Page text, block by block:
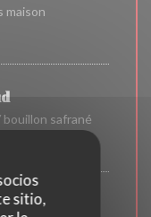
sitio,
maison
safrané